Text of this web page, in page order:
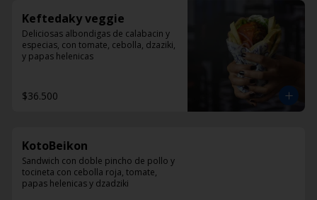
Keftedaky veggie
Deliciosas albondigas de calabacin y
especias, con tomate, cebolla, dzaziki,
y papas helenicas
$36.500
KotoBeikon
Sandwich con doble pincho de pollo y
tocineta con cebolla roja, tomate,
papas helenicas y dzadziki